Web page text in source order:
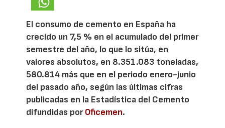
El consumo de cemento en España ha
crecido un 7,5 % en el acumulado del primer
semestre del año, lo que lo sitúa, en
valores absolutos, en 8.351.083 toneladas,
580.814 más que en el periodo enero-junio
del pasado año, según las últimas cifras
publicadas en la Estadística del Cemento
difundidas porOficemen.